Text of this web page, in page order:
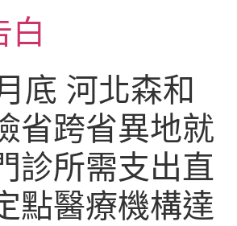
白
底 河北森和
省跨省異地就
診所需支出直
點醫療機構達